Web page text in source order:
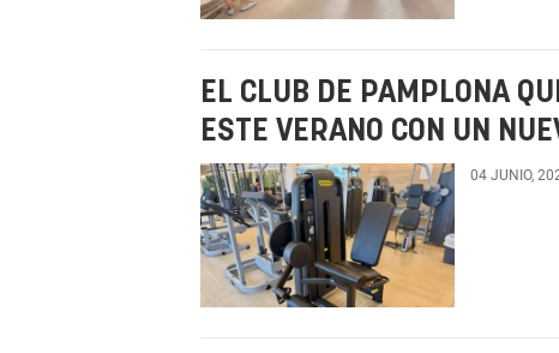
EL CLUB DE PAMPLONA
ESTE VERANO CON UN
04 JUNIO,